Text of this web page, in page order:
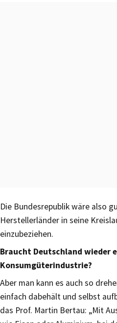
Die Bundesrepublik wäre also
Herstellerländer in seine
einzubeziehen.
Braucht Deutschland wieder
Konsumgüterindustrie?
Aber man kann es auch so
einfach dabehält und selbst
das Prof. Martin Bertau: „Mit